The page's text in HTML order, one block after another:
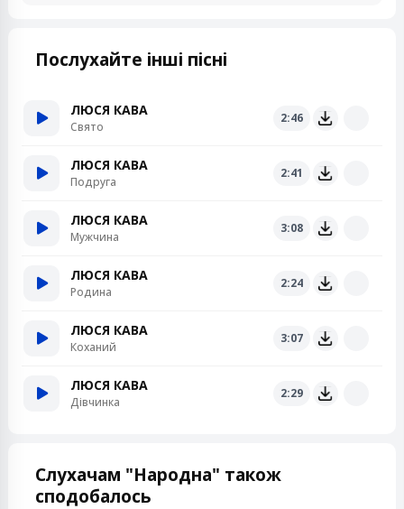
Послухайте інші пісні
ЛЮСЯ КАВА
Свято
2:46
ЛЮСЯ КАВА
Подруга
2:41
ЛЮСЯ КАВА
Мужчина
3:08
ЛЮСЯ КАВА
Родина
2:24
ЛЮСЯ КАВА
Коханий
3:07
ЛЮСЯ КАВА
Дівчинка
2:29
Слухачам "Народна" також
сподобалось